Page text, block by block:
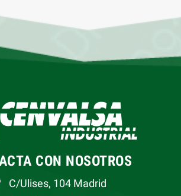
CON NOSOTROS
C/Ulises, 104 Madrid